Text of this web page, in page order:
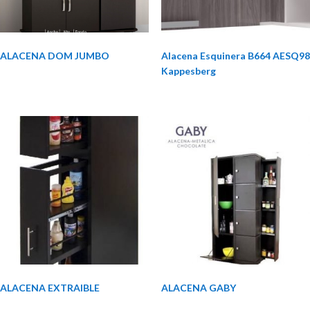
ALACENA DOM JUMBO
Alacena Esquinera B664 AESQ98
Kappesberg
ALACENA EXTRAIBLE ALACENA GABY